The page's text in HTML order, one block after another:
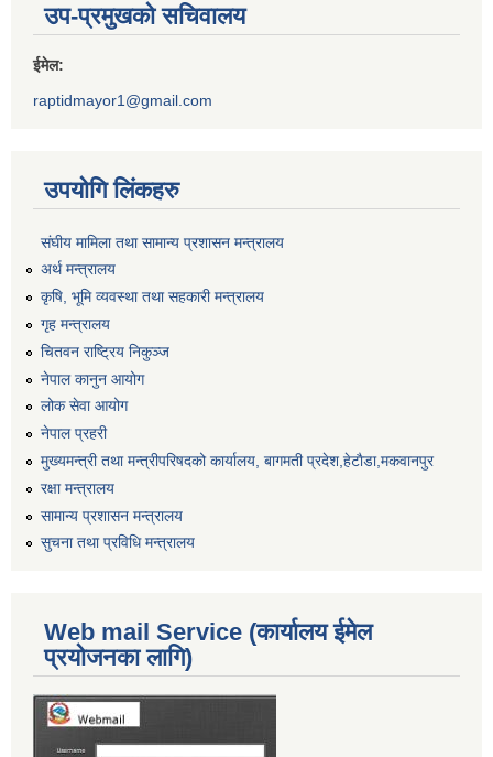
उप-प्रमुखको सचिवालय
ईमेल:
raptidmayor1@gmail.com
उपयोगि लिंकहरु
संघीय मामिला तथा सामान्य प्रशासन मन्त्रालय
अर्थ मन्त्रालय
कृषि, भूमि व्यवस्था तथा सहकारी मन्त्रालय
गृह मन्त्रालय
चितवन राष्ट्रिय निकुञ्ज
नेपाल कानुन आयोग
लोक सेवा आयोग
नेपाल प्रहरी
मुख्यमन्त्री तथा मन्त्रीपरिषदको कार्यालय, बागमती प्रदेश,हेटाैडा,मकवानपुर
रक्षा मन्त्रालय
सामान्य प्रशासन मन्त्रालय
सुचना तथा प्रविधि मन्त्रालय
Web mail Service (कार्यालय ईमेल
प्रयोजनका लागि)